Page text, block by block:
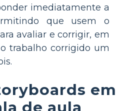
imediatamente a
que usem o
avaliar e corrigir, em
trabalho corrigido um
em
de aula